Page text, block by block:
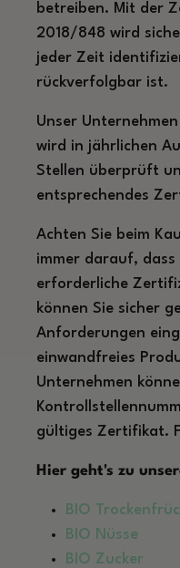
betreiben. Mit der
2018/848 wird
jeder Zeit
rückverfolgbar ist.
Unser
wird in jährlichen
Stellen überprüft
entsprechendes
Achten Sie beim
immer darauf, dass
erforderliche
können Sie sicher
Anforderungen
einwandfreies
Unternehmen
gültiges Zertifikat.
Hier geht's zu
BIO
BIO Nüsse
BIO Zucker